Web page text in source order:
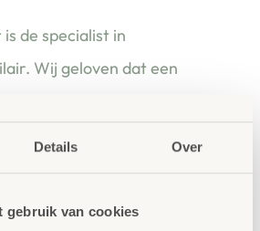
Details Over
gebruik van cookies
de specialist in
Wij geloven dat een